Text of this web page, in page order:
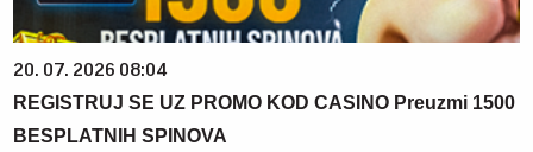
20. 07. 2026 08:04
REGISTRUJ SE UZ PROMO KOD CASINO Preuzmi 1500
BESPLATNIH SPINOVA